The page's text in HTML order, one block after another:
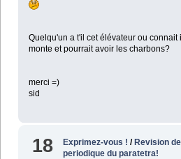
Quelqu'un a t'il cet élévateur ou
monte et pourrait avoir les charbons?
merci =)
sid
18 Exprimez-vous ! /Revision
periodique du paratetra!